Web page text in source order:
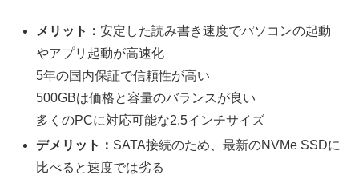
メリット：安定した読み書き速度でパソコンの起動
やアプリ起動が高速化
5年の国内保証で信頼性が高い
500GBは価格と容量のバランスが良い
多くのPCに対応可能な2.5インチサイズ
デメリット： SATA接続のため、最新のNVMe SSDに
比べると速度では劣る